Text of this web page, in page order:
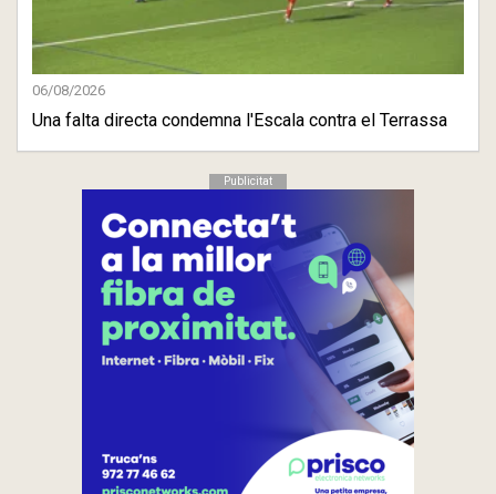
06/08/2026
Una falta directa condemna l'Escala contra el Terrassa
Publicitat